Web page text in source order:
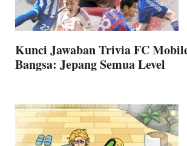
Kunci Jawaban Trivia FC
Bangsa: Jepang Semua Level